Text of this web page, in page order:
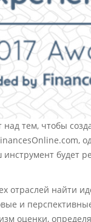
тем, чтобы
будет
отраслей найти
и
оценки,